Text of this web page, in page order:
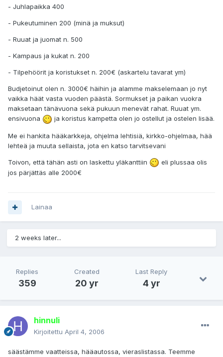
- Juhlapaikka 400
- Pukeutuminen 200 (minä ja muksut)
- Ruuat ja juomat n. 500
- Kampaus ja kukat n. 200
- Tilpehöörit ja koristukset n. 200€ (askartelu tavarat ym)
Budjetoinut olen n. 3000€ häihin ja alamme makselemaan jo nyt
vaikka häät vasta vuoden päästä. Sormukset ja paikan vuokra
maksetaan tänävuona sekä pukuun menevät rahat. Ruuat ym.
ensivuona
ja koristus kampetta olen jo ostellut ja ostelen lisää.
Me ei hankita hääkarkkeja, ohjelma lehtisiä, kirkko-ohjelmaa, hää
lehteä ja muuta sellaista, jota en katso tarvitsevani
Toivon, että tähän asti on laskettu yläkanttiin
eli plussaa olis
jos pärjättäs alle 2000€
Lainaa
2 weeks later...
Replies
359
Created
20 yr
Last Reply
4 yr
hinnuli
Kirjoitettu April 4, 2006
säästämme vaatteissa, hääautossa, vieraslistassa. Teemme